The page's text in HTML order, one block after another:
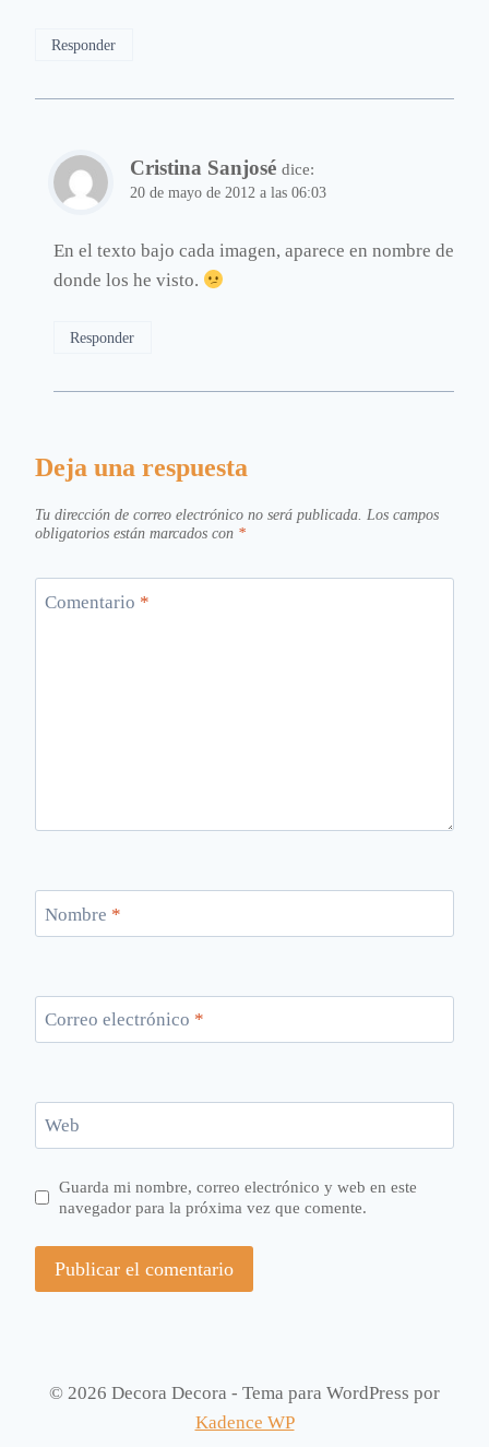
Responder
Cristina Sanjosé dice:
20 de mayo de 2012 a las 06:03
En el texto bajo cada imagen, aparece en nombre de
donde los he visto.
Responder
Deja una respuesta
Tu dirección de correo electrónico no será publicada. Los campos
obligatorios están marcados con *
Comentario *
Nombre *
Correo electrónico *
Web
Guarda mi nombre, correo electrónico y web en este
navegador para la próxima vez que comente.
© 2026 Decora Decora - Tema para WordPress por
Kadence WP